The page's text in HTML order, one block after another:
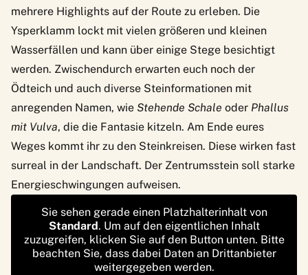
mehrere Highlights auf der Route zu erleben. Die
Ysperklamm lockt mit vielen größeren und kleinen
Wasserfällen und kann über einige Stege besichtigt
werden. Zwischendurch erwarten euch noch der
Ödteich und auch diverse Steinformationen mit
anregenden Namen, wie Stehende Schale oder Phallus
mit Vulva, die die Fantasie kitzeln. Am Ende eures
Weges kommt ihr zu den Steinkreisen. Diese wirken fast
surreal in der Landschaft. Der Zentrumsstein soll starke
Energieschwingungen aufweisen.
Sie sehen gerade einen Platzhalterinhalt von
Standard. Um auf den eigentlichen Inhalt
zuzugreifen, klicken Sie auf den Button unten. Bitte
beachten Sie, dass dabei Daten an Drittanbieter
weitergegeben werden.